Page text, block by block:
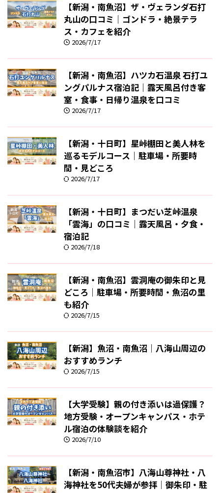
【新潟・南魚沼】ザ・ヴェランダ石打
丸山の口コミ｜ゴンドラ・絶景テラ
ス・カフェを紹介
2026/7/17
【新潟・南魚沼】ハツカ石温泉 石打ユ
ングパルナス宿泊記｜露天風呂付き客
室・食事・日帰り温泉を口コミ
2026/7/17
【新潟・十日町】星峠棚田と美人林を
巡るモデルコース｜駐車場・所要時
間・見どころ
2026/7/17
【新潟・十日町】まつだい芝峠温泉
「雲海」の口コミ｜露天風呂・夕食・
宿泊記
2026/7/18
【新潟・南魚沼】雲洞庵の御朱印と見
どころ｜駐車場・所要時間・魚沼の里
も紹介
2026/7/15
【新潟】魚沼・南魚沼｜八海山周辺の
おすすめランチ
2026/7/15
【大学受験】親の付き添いは過保護？
地方受験・オープンキャンパス・ホテ
ル宿泊の体験談を紹介
2026/7/10
【新潟・南魚沼市】八海山尊神社・八
海神社を50代夫婦が参拝｜御朱印・駐